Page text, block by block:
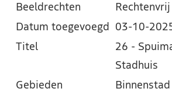
Beeldrechten
Rechtenvrij
Datum toegevoegd
03-10-
Titel
26 -
Stadhuis
Gebieden
Binnenstad